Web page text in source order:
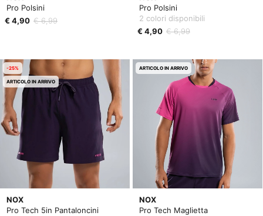
Pro Polsini
€ 4,90 € 6,99
Pro Polsini
2 colori disponibili
€ 4,90 € 6,99
NOX
Pro Tech 5in Pantaloncini
-25%
ARTICOLO IN ARRIVO
NOX
Pro Tech Maglietta
ARTICOLO IN ARRIVO